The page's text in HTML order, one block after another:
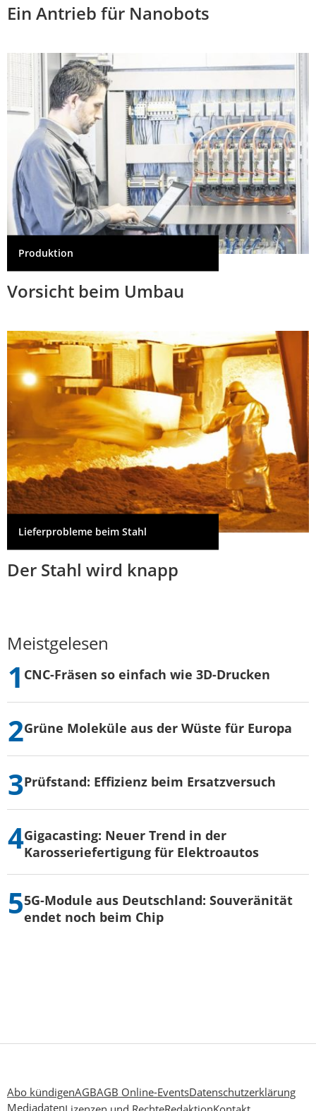
Ein Antrieb für Nanobots
Produktion
Vorsicht beim Umbau
Lieferprobleme beim Stahl
Der Stahl wird knapp
Meistgelesen
CNC-Fräsen so einfach wie 3D-Drucken
Grüne Moleküle aus der Wüste für Europa
Prüfstand: Effizienz beim Ersatzversuch
Gigacasting: Neuer Trend in der
Karosseriefertigung für Elektroautos
5G-Module aus Deutschland: Souveränität
endet noch beim Chip
Abo kündigenAGBAGB Online-EventsDatenschutzerklärung
Mediadaten